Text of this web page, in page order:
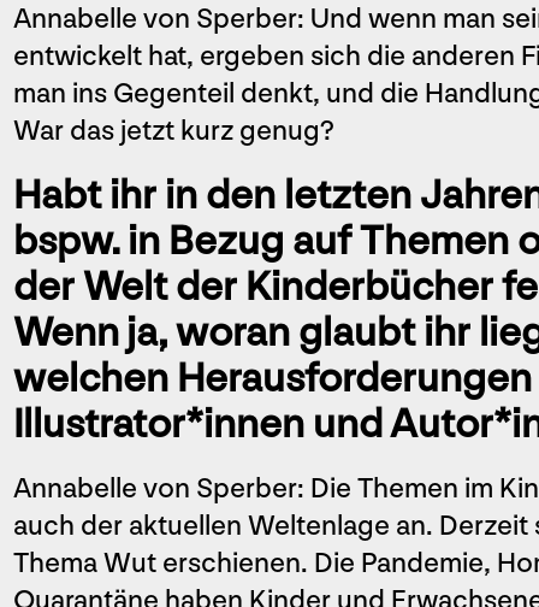
Annabelle von Sperber: Und wenn man
entwickelt hat, ergeben sich die anderen
man ins Gegenteil denkt, und die
War das jetzt kurz genug?
Habt ihr in den letzten
bspw. in Bezug auf Themen
der Welt der Kinderbücher
Wenn ja, woran glaubt ihr
welchen
Illustrator*innen und
Annabelle von Sperber: Die Themen im
auch der aktuellen Weltenlage an.
Thema Wut erschienen. Die Pandemie,